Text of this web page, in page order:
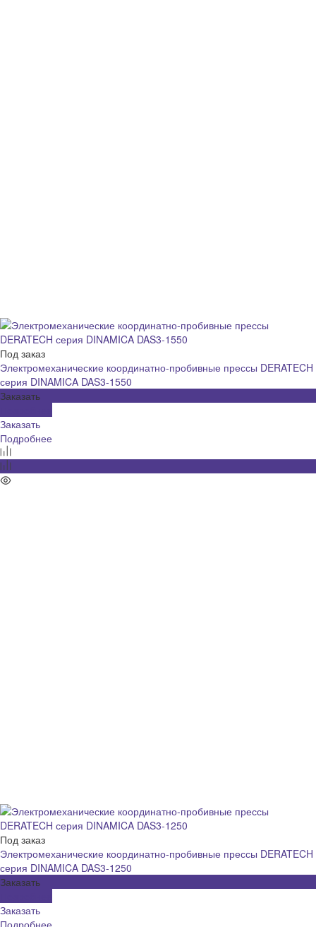
Под заказ
Электромеханические координатно-пробивные прессы DERATECH
серия DINAMICA DAS3-1550
Заказать
Заказать
Подробнее
Под заказ
Электромеханические координатно-пробивные прессы DERATECH
серия DINAMICA DAS3-1250
Заказать
Заказать
Подробнее